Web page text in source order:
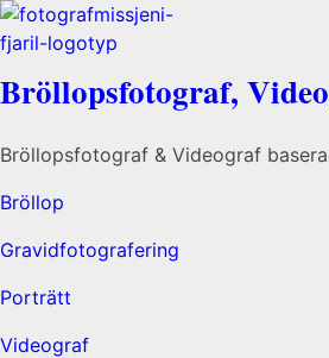
Bröllopsfotograf,
Bröllopsfotograf & Videograf
Bröllop
Gravidfotografering
Porträtt
Videograf